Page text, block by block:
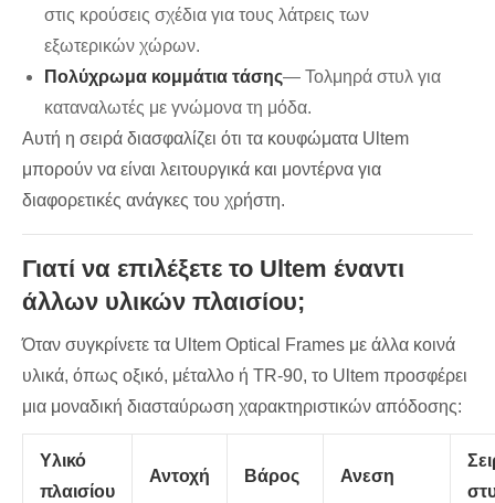
στις κρούσεις σχέδια για τους λάτρεις των
εξωτερικών χώρων.
Πολύχρωμα κομμάτια τάσης— Τολμηρά στυλ για
καταναλωτές με γνώμονα τη μόδα.
Αυτή η σειρά διασφαλίζει ότι τα κουφώματα Ultem
μπορούν να είναι λειτουργικά και μοντέρνα για
διαφορετικές ανάγκες του χρήστη.
Γιατί να επιλέξετε το Ultem έναντι
άλλων υλικών πλαισίου;
Όταν συγκρίνετε τα Ultem Optical Frames με άλλα κοινά
υλικά, όπως οξικό, μέταλλο ή TR‑90, το Ultem προσφέρει
μια μοναδική διασταύρωση χαρακτηριστικών απόδοσης:
Υλικό
πλαισίου
Αντοχή Βάρος Ανεση